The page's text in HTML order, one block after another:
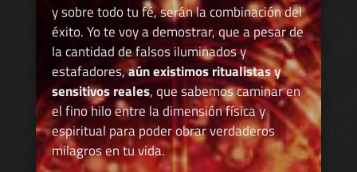
y sobre todo tu fé, serán la combinación del
éxito. Yo te voy a demostrar, que a pesar de
la cantidad de falsos iluminados y
estafadores,aún existimos ritualistas y
sensitivos reales, que sabemos caminar en
el fino hilo entre la dimensión física y
espiritual para poder obrar verdaderos
milagros en tu vida.